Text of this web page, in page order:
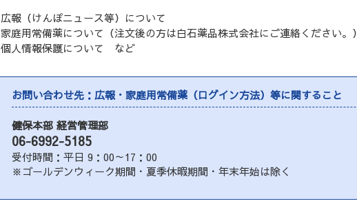
広報（けんぽニュース等）について
家庭用常備薬について（注文後の方は白石薬品株式会社にご連絡ください。）
個人情報保護について など
お問い合わせ先：広報・家庭用常備薬（ログイン方法）等に関すること
健保本部 経営管理部
06-6992-5185
受付時間：平日 9：00～17：00
※ゴールデンウィーク期間・夏季休暇期間・年末年始は除く